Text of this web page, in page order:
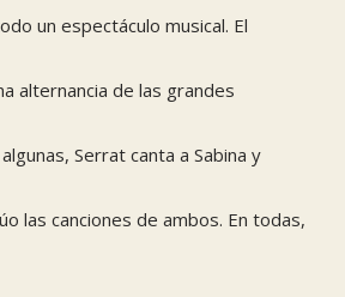
un espectáculo musical. El
alternancia de las grandes
Serrat canta a Sabina y
las canciones de ambos. En todas,